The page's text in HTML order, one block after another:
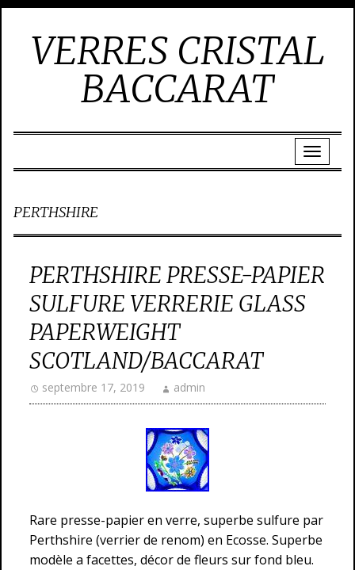
VERRES CRISTAL
BACCARAT
PERTHSHIRE
PERTHSHIRE PRESSE-PAPIER
SULFURE VERRERIE GLASS
PAPERWEIGHT
SCOTLAND/BACCARAT
septembre 17, 2019 admin
Rare presse-papier en verre, superbe sulfure par
Perthshire (verrier de renom) en Ecosse. Superbe
modèle a facettes, décor de fleurs sur fond bleu.